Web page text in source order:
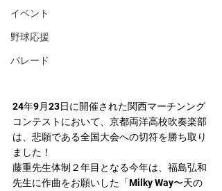
イベント
野球応援
パレード
24年9月23日に開催された関西マーチンング
コンテストにおいて、京都両洋高校吹奏楽部
は、悲願である全国大会への切符を勝ち取り
ました！
藤重先生体制２年目となる今年は、福島弘和
先生に作曲をお願いした「Milky Way〜天の